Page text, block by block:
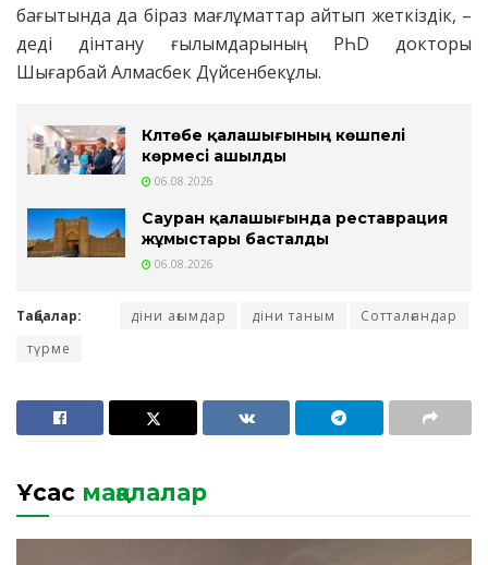
бағытында да біраз мағлұматтар айтып жеткіздік, –
деді дінтану ғылымдарының РҺD докторы
Шығарбай Алмасбек Дүйсенбекұлы.
Күлтөбе қалашығының көшпелі
көрмесі ашылды
06.08.2026
Сауран қалашығында реставрация
жұмыстары басталды
06.08.2026
Таңбалар: діни ағымдар діни таным
Сотталғандар
түрме
Ұқсас мақалалар